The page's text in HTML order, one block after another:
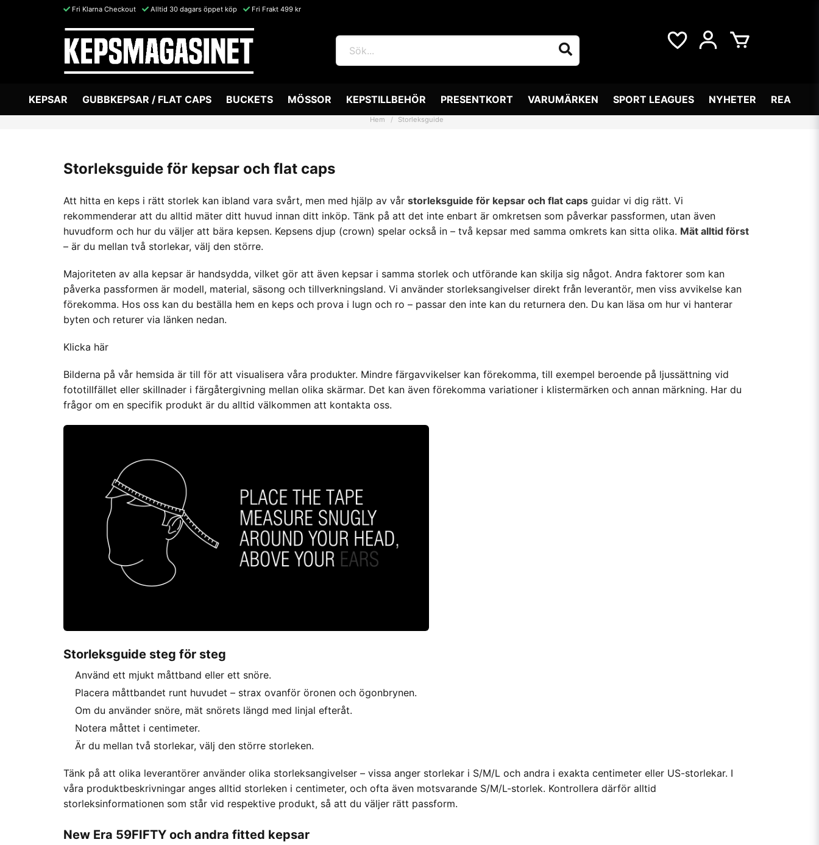
Fri Klarna Checkout Alltid 30 dagars öppet köp Fri Frakt 499 kr
KEPSAR GUBBKEPSAR / FLAT CAPS BUCKETS MÖSSOR KEPSTILLBEHÖR PRESENTKORT VARUMÄRKEN SPORT LEAGUES NYHETER REA
Hem Storleksguide
Storleksguide för kepsar och flat caps
Att hitta en keps i rätt storlek kan ibland vara svårt, men med hjälp av vår storleksguide för kepsar och flat caps guidar vi dig rätt. Vi
rekommenderar att du alltid mäter ditt huvud innan ditt inköp. Tänk på att det inte enbart är omkretsen som påverkar passformen, utan även
huvudform och hur du väljer att bära kepsen. Kepsens djup (crown) spelar också in – två kepsar med samma omkrets kan sitta olika. Mät alltid först
– är du mellan två storlekar, välj den större.
Majoriteten av alla kepsar är handsydda, vilket gör att även kepsar i samma storlek och utförande kan skilja sig något. Andra faktorer som kan
påverka passformen är modell, material, säsong och tillverkningsland. Vi använder storleksangivelser direkt från leverantör, men viss avvikelse kan
förekomma. Hos oss kan du beställa hem en keps och prova i lugn och ro – passar den inte kan du returnera den. Du kan läsa om hur vi hanterar
byten och returer via länken nedan.
Klicka här
Bilderna på vår hemsida är till för att visualisera våra produkter. Mindre färgavvikelser kan förekomma, till exempel beroende på ljussättning vid
fototillfället eller skillnader i färgåtergivning mellan olika skärmar. Det kan även förekomma variationer i klistermärken och annan märkning. Har du
frågor om en specifik produkt är du alltid välkommen att kontakta oss.
Storleksguide steg för steg
Använd ett mjukt måttband eller ett snöre.
Placera måttbandet runt huvudet – strax ovanför öronen och ögonbrynen.
Om du använder snöre, mät snörets längd med linjal efteråt.
Notera måttet i centimeter.
Är du mellan två storlekar, välj den större storleken.
Tänk på att olika leverantörer använder olika storleksangivelser – vissa anger storlekar i S/M/L och andra i exakta centimeter eller US-storlekar. I
våra produktbeskrivningar anges alltid storleken i centimeter, och ofta även motsvarande S/M/L-storlek. Kontrollera därför alltid
storleksinformationen som står vid respektive produkt, så att du väljer rätt passform.
New Era 59FIFTY och andra fitted kepsar